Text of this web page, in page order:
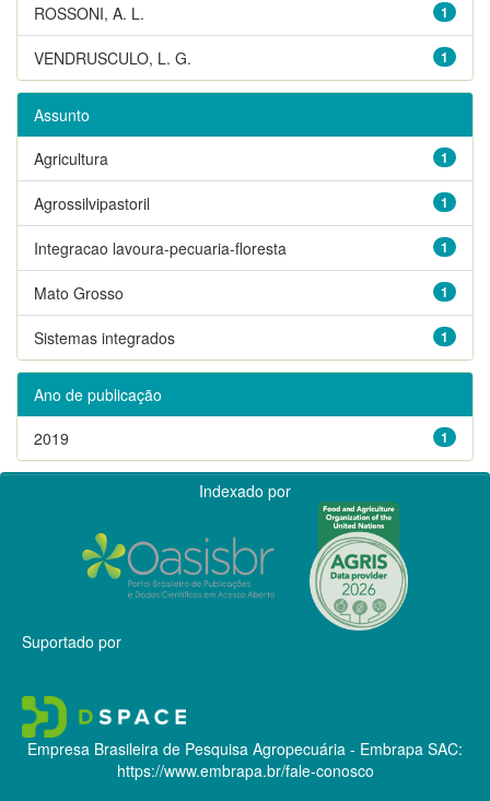
1
ROSSONI, A. L.
1
VENDRUSCULO, L. G.
Assunto
1
Agricultura
1
Agrossilvipastoril
1
Integracao lavoura-pecuaria-floresta
1
Mato Grosso
1
Sistemas integrados
Ano de publicação
1
2019
Indexado por
Suportado por
Empresa Brasileira de Pesquisa Agropecuária - Embrapa SAC:
https://www.embrapa.br/fale-conosco